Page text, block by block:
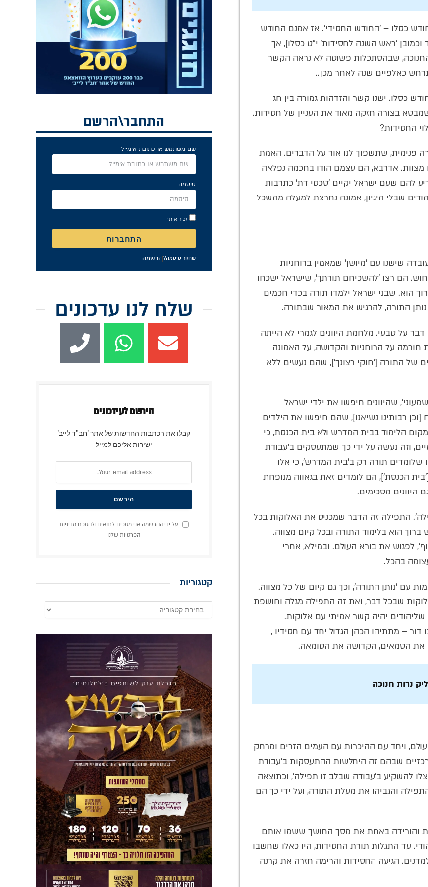
כסלו – 'החודש החסידי'. אז אמנם החודש
'ראש השנה לחסידות' י"ט כסלו], אך
החנוכה, שבהסתכלות פשוטה לא נראה הקשר
כאלפיים שנה לאחר מכן..
כסלו. ישנו קשר והזדהות גמורה בין חג
בצורה חזקה מאוד את העניין של חסידות.
החסידות?
פנימית, שתשפוך לנו אור על הדברים. האמת
מצוות. אדרבא, הם עצמם הודו בחכמה נפלאה
להם שעם ישראל יקיים 'טכסי דת' כתרבות
שבלי היגיון, אמונה נחרצת למעלה מהשכל
שישנו עם 'מיושן' שמאמין ברוחניות
הם רצו 'להשכיחם תורתך', שישראל ישכחו
הוא. שבני ישראל ילמדו תורה בכדי חכמים
התורה, להרגיש את המאור שבתורה.
על טבעי. מלחמת היוונים לגמרי לא הייתה
על הרוחניות והקדושה, על האמונה
של התורה ['חוקי רצונך'], שהם נעשים ללא
שהיוונים חיפשו את ילדי ישראל
רבותינו נשיאנו], שהם חיפשו את הילדים
הלימוד בבית המדרש ולא בית הכנסת, כי
וזה נעשה על ידי כך שמתעסקים ב'עבודת
שלומדים תורה רק ב'בית המדרש', כי אלו
הכנסת'], הם לומדים זאת בגאווה מנופחת
היוונים מסכימים.
התפילה זה הדבר שמכניס את האלוקות בכל
הוא בלימוד התורה ובכל קיום מצווה.
לפגוש את בורא העולם. ובמילא, אחרי
בהכל.
עם 'נותן התורה', וכך גם קיום של כל מצווה.
שבכל דבר, ואת זה התפילה מגלה וחושפת
יהיה קשר אמיתי עם אלוקות.
– מתתיהו הכהן הגדול יחד עם חסידיו ,
את הטמאים, הקדושה את הטומאה.
נרות חנוכה
ויחד עם ההיכרות עם העמים הזרים ומרחק
שבהם זה היחלשות ההתעסקות ב'עבודת
להשקיע ב'עבודה שבלב זו תפילה', וכתוצאה
והגביהו את מעלת התורה, ועל ידי כך הם
והורידה באחת את מסך החושך ששמו אותם
עד התגלות תורת החסידות, היו כאלו שחשבו
הגיעה החסידות והרימה חזרה את קרנה
התחבר\הרשם
שם משתמש או כתובת אימייל
סיסמה
זכור אותי
התחברות
שחזור סיסמה?|הרשמה
שלח לנו עדכונים
הירשם לעידכונים
קבלו את הכתבות החדשות של אתר 'חב"ד לייב'
ישירות אליכם למייל
על ידי ההרשמה אני מסכים לתנאים ולהסכם מדיניות
הפרטיות שלנו
קטגוריות